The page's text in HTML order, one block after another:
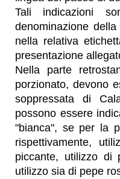
Tali indicazioni
denominazione
nella relativa
presentazione
Nella parte
porzionato, devono
soppressata di
possono essere
"bianca", se per la
rispettivamente,
piccante, utilizzo di
utilizzo sia di pepe